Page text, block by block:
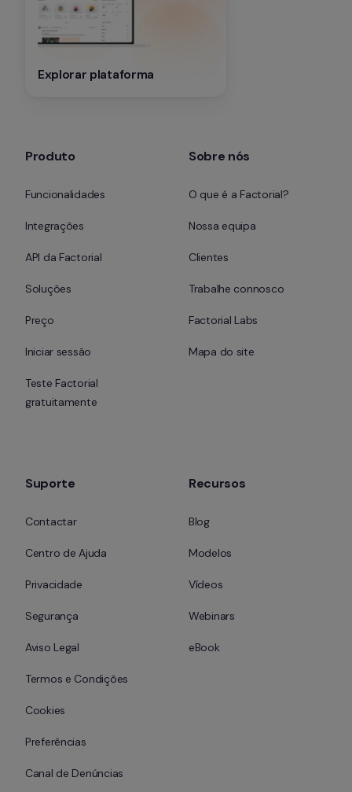
Explorar plataforma
Produto
Funcionalidades
Integrações
API da Factorial
Soluções
Preço
Iniciar sessão
Teste Factorial
gratuitamente
Sobre nós
O que é a Factorial?
Nossa equipa
Clientes
Trabalhe connosco
Factorial Labs
Mapa do site
Suporte
Contactar
Centro de Ajuda
Privacidade
Segurança
Aviso Legal
Termos e Condições
Cookies
Preferências
Canal de Denúncias
Recursos
Blog
Modelos
Vídeos
Webinars
eBook